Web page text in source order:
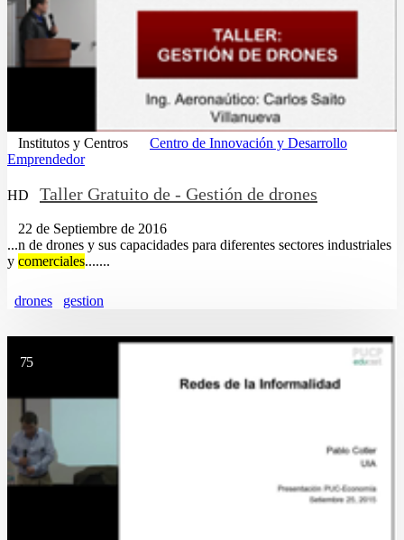
Institutos y Centros
Centro de Innovación y Desarrollo
Emprendedor
HD Taller Gratuito de - Gestión de drones
22 de Septiembre de 2016
...n de drones y sus capacidades para diferentes sectores industriales
y comerciales.......
drones gestion
75